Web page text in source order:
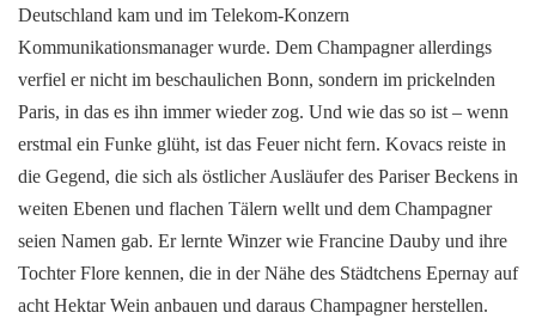
Deutschland kam und im Telekom-Konzern
Kommunikationsmanager wurde. Dem Champagner allerdings
verfiel er nicht im beschaulichen Bonn, sondern im prickelnden
Paris, in das es ihn immer wieder zog. Und wie das so ist – wenn
erstmal ein Funke glüht, ist das Feuer nicht fern. Kovacs reiste in
die Gegend, die sich als östlicher Ausläufer des Pariser Beckens in
weiten Ebenen und flachen Tälern wellt und dem Champagner
seien Namen gab. Er lernte Winzer wie Francine Dauby und ihre
Tochter Flore kennen, die in der Nähe des Städtchens Epernay auf
acht Hektar Wein anbauen und daraus Champagner herstellen.